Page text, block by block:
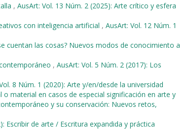
, AusArt: Vol. 13 Núm. 2 (2025): Arte crítico y esfera
con inteligencia artificial , AusArt: Vol. 12 Núm. 1
cuentan las cosas? Nuevos modos de conocimiento a
, AusArt: Vol. 5 Núm. 2 (2017): Los
8 Núm. 1 (2020): Arte y/en/desde la universidad
material en casos de especial significación en arte y
y su conservación: Nuevos retos,
Escribir de arte / Escritura expandida y práctica